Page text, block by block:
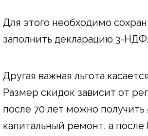
Для этого необходимо
заполнить декларацию 3-
Другая важная льгота
Размер скидок зависит от
после 70 лет можно
капитальный ремонт, а после